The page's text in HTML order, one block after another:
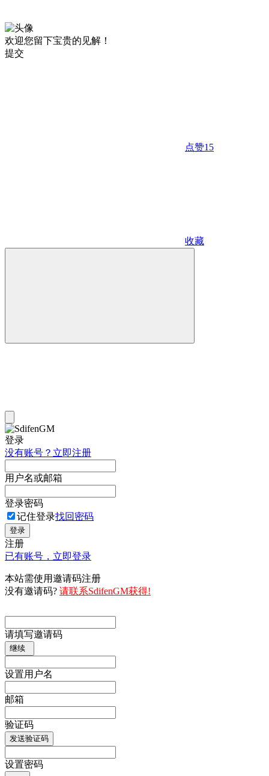
欢迎您留下宝贵的见解！
提交
点赞15
收藏
登录
没有账号？立即注册
用户名或邮箱
登录密码
记住登录找回密码
登录
注册
已有账号，立即登录
本站需使用邀请码注册
没有邀请码? 请联系SdifenGM获得!
请填写邀请码
继续
设置用户名
邮箱
验证码
发送验证码
设置密码